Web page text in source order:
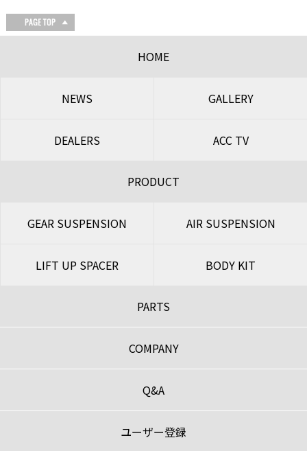
HOME
NEWS GALLERY
DEALERS ACC TV
PRODUCT
GEAR SUSPENSION AIR SUSPENSION
LIFT UP SPACER BODY KIT
PARTS
COMPANY
Q&A
ユーザー登録